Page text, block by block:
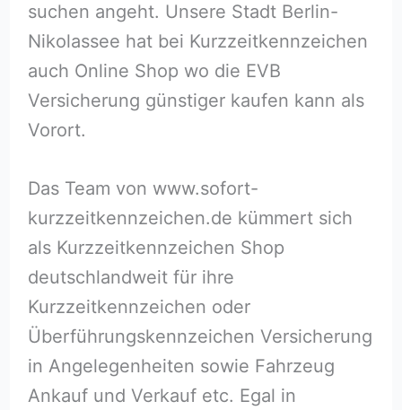
suchen angeht. Unsere Stadt Berlin-
Nikolassee hat bei Kurzzeitkennzeichen
auch Online Shop wo die EVB
Versicherung günstiger kaufen kann als
Vorort.
Das Team von www.sofort-
kurzzeitkennzeichen.de kümmert sich
als Kurzzeitkennzeichen Shop
deutschlandweit für ihre
Kurzzeitkennzeichen oder
Überführungskennzeichen Versicherung
in Angelegenheiten sowie Fahrzeug
Ankauf und Verkauf etc. Egal in